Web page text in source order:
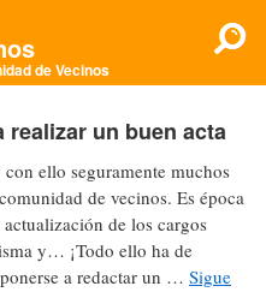
de Vecinos
realizar un buen acta
ello seguramente muchos
de vecinos. Es época
de los cargos
y… ¡Todo ello ha de
a redactar un … Sigue